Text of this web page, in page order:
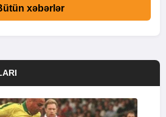
xəbərlər